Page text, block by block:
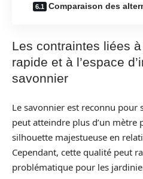
Comparaison des
Les contraintes liées
rapide et à l’espace
savonnier
Le savonnier est reconnu pour
peut atteindre plus d’un mètre
silhouette majestueuse en
Cependant, cette qualité peut
problématique pour les